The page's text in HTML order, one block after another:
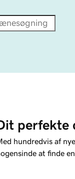
perfekte
hundredvis af
at finde